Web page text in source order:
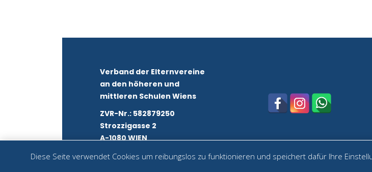
Verband der Elternvereine
an den höheren und
mittleren Schulen Wiens
ZVR-Nr.: 582879250
Strozzigasse 2
A-1080 WIEN
Diese Seite verwendet Cookies um reibungslos zu funktionieren und speichert dafür Ihre